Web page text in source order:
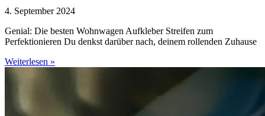
4. September 2024
Genial: Die besten Wohnwagen Aufkleber Streifen zum
Perfektionieren Du denkst darüber nach, deinem rollenden Zuhause
Weiterlesen »